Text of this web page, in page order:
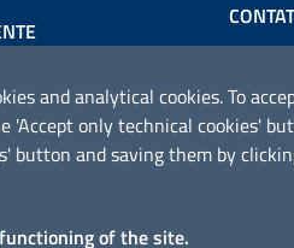
and analytical cookies. To
'Accept only technical cookies'
button and saving them by
of the site.
comunitaria
Via
P.IVA:
Codice